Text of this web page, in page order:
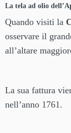
La tela ad olio
Quando visiti la
osservare il
all’altare
La sua fattura
nell’anno 1761.